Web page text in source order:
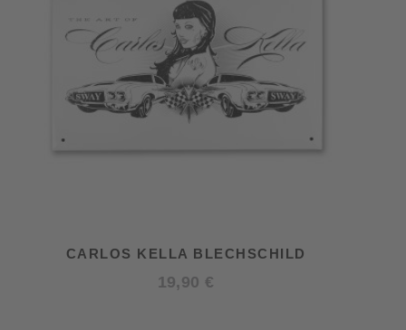
CARLOS KELLA BLECHSCHILD
19,90 €